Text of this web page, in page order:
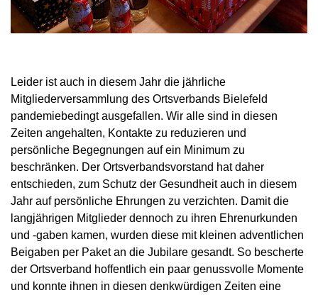
Leider ist auch in diesem Jahr die jährliche
Mitgliederversammlung des Ortsverbands Bielefeld
pandemiebedingt ausgefallen. Wir alle sind in diesen
Zeiten angehalten, Kontakte zu reduzieren und
persönliche Begegnungen auf ein Minimum zu
beschränken. Der Ortsverbandsvorstand hat daher
entschieden, zum Schutz der Gesundheit auch in diesem
Jahr auf persönliche Ehrungen zu verzichten. Damit die
langjährigen Mitglieder dennoch zu ihren Ehrenurkunden
und -gaben kamen, wurden diese mit kleinen adventlichen
Beigaben per Paket an die Jubilare gesandt. So bescherte
der Ortsverband hoffentlich ein paar genussvolle Momente
und konnte ihnen in diesen denkwürdigen Zeiten eine